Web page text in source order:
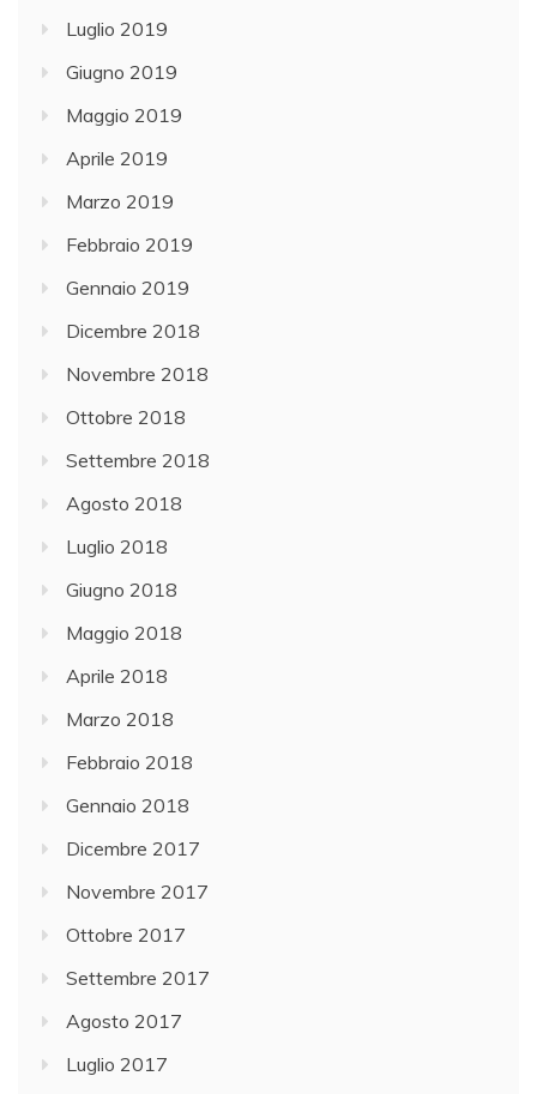
Luglio 2019
Giugno 2019
Maggio 2019
Aprile 2019
Marzo 2019
Febbraio 2019
Gennaio 2019
Dicembre 2018
Novembre 2018
Ottobre 2018
Settembre 2018
Agosto 2018
Luglio 2018
Giugno 2018
Maggio 2018
Aprile 2018
Marzo 2018
Febbraio 2018
Gennaio 2018
Dicembre 2017
Novembre 2017
Ottobre 2017
Settembre 2017
Agosto 2017
Luglio 2017